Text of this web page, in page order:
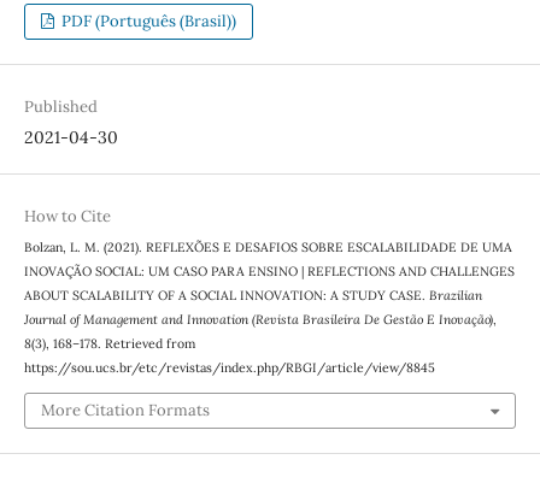
PDF (Português (Brasil))
Published
2021-04-30
How to Cite
Bolzan, L. M. (2021). REFLEXÕES E DESAFIOS SOBRE ESCALABILIDADE DE UMA
INOVAÇÃO SOCIAL: UM CASO PARA ENSINO | REFLECTIONS AND CHALLENGES
ABOUT SCALABILITY OF A SOCIAL INNOVATION: A STUDY CASE. Brazilian
Journal of Management and Innovation (Revista Brasileira De Gestão E Inovação),
8(3), 168–178. Retrieved from
https://sou.ucs.br/etc/revistas/index.php/RBGI/article/view/8845
More Citation Formats